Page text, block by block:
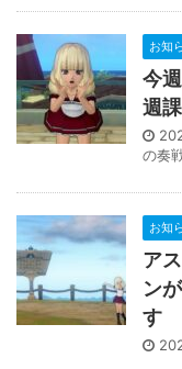
お知
今
週
の奏
お知
ア
ン
す